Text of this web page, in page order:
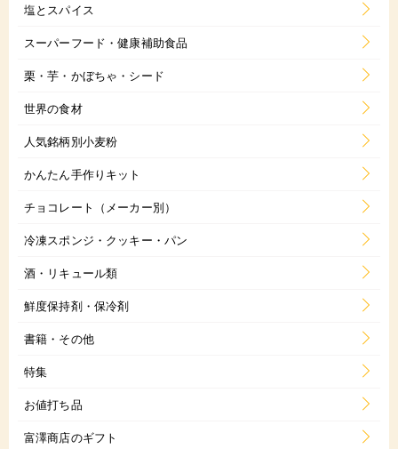
塩とスパイス
スーパーフード・健康補助食品
栗・芋・かぼちゃ・シード
世界の食材
人気銘柄別小麦粉
かんたん手作りキット
チョコレート（メーカー別）
冷凍スポンジ・クッキー・パン
酒・リキュール類
鮮度保持剤・保冷剤
書籍・その他
特集
お値打ち品
富澤商店のギフト